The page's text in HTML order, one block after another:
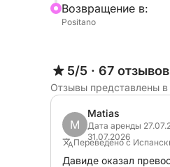
Мы остановимся в
немного поплавав
Аперитив и
Расслабьтесь на
просекко, местным
Насладитесь
Остановка на обед
Bозвращение в:
Positano
5/5 · 67 отзывов
Отзывы представлены
M
Matias
Дата аренды
31.07.2026
Переведено с
Давиде оказал